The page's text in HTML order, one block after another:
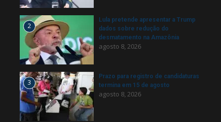
2
Lula pretende apresentar a Trump
dados sobre redução do
desmatamento na Amazônia
agosto 8, 2026
3
Prazo para registro de candidaturas
termina em 15 de agosto
agosto 8, 2026